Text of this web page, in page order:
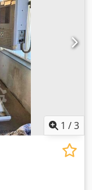
1 /3